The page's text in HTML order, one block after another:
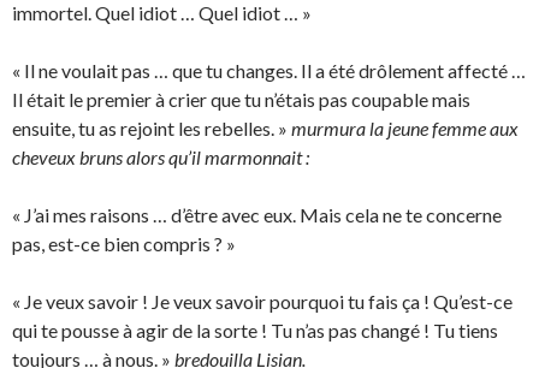
immortel. Quel idiot … Quel idiot … »
« Il ne voulait pas … que tu changes. Il a été drôlement affecté …
Il était le premier à crier que tu n’étais pas coupable mais
ensuite, tu as rejoint les rebelles. » murmura la jeune femme aux
cheveux bruns alors qu’il marmonnait :
« J’ai mes raisons … d’être avec eux. Mais cela ne te concerne
pas, est-ce bien compris ? »
« Je veux savoir ! Je veux savoir pourquoi tu fais ça ! Qu’est-ce
qui te pousse à agir de la sorte ! Tu n’as pas changé ! Tu tiens
toujours … à nous. » bredouilla Lisian.